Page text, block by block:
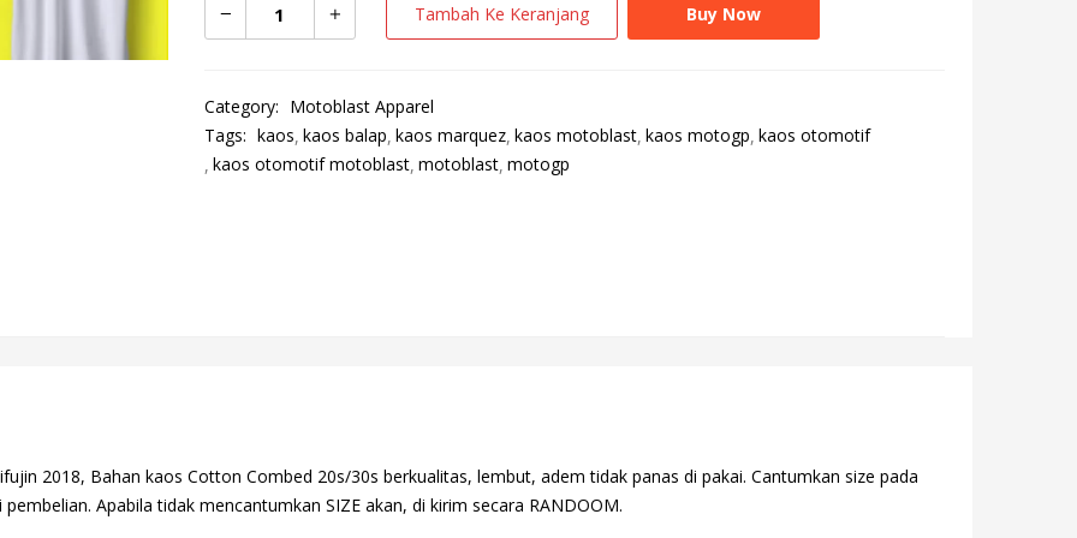
Tambah Ke Keranjang Buy Now
Category: Motoblast Apparel
Tags: kaos kaos balap kaos marquez kaos motoblast kaos motogp kaos otomotif
kaos otomotif motoblast motoblast motogp
2018, Bahan kaos Cotton Combed 20s/30s berkualitas, lembut, adem tidak panas di pakai. Cantumkan size pada
Apabila tidak mencantumkan SIZE akan, di kirim secara RANDOOM.